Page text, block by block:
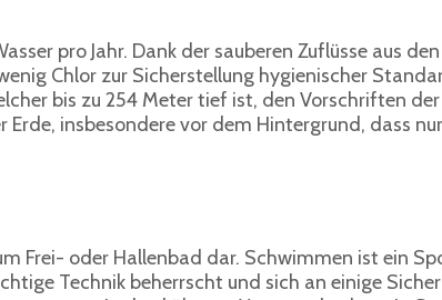
pro Jahr. Dank der sauberen Zuflüsse aus
Chlor zur Sicherstellung hygienischer
bis zu 254 Meter tief ist, den Vorschriften
insbesondere vor dem Hintergrund, dass
Frei- oder Hallenbad dar. Schwimmen ist ein
Technik beherrscht und sich an einige